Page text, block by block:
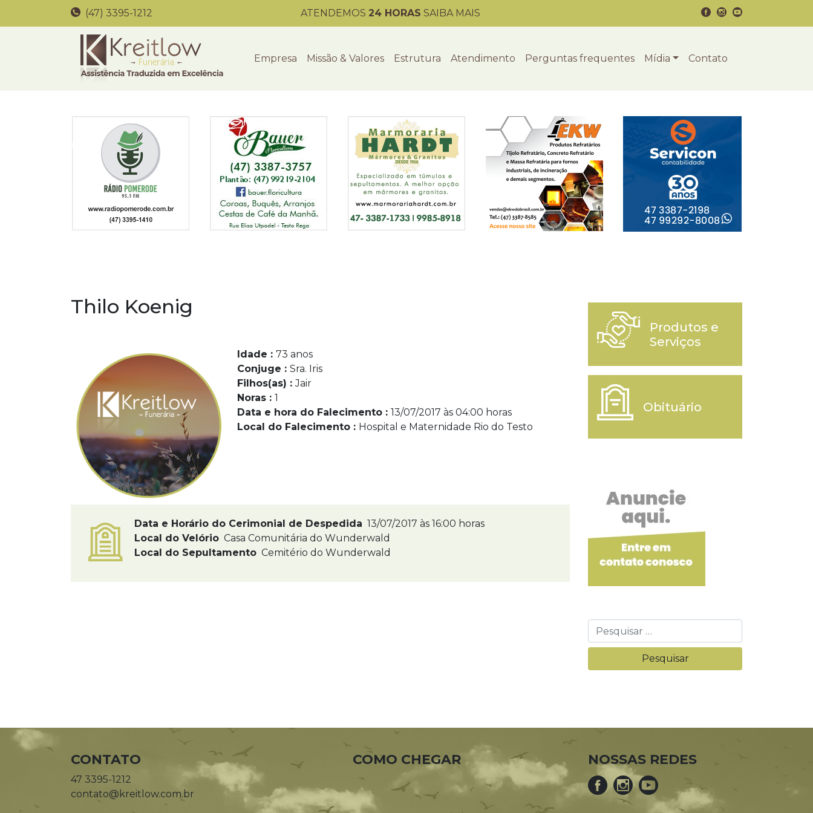
(47) 3395-1212 ATENDEMOS 24 HORAS SAIBA MAIS
Empresa Missão & Valores Estrutura Atendimento Perguntas frequentes Mídia Contato
Thilo Koenig
Idade : 73 anos
Conjuge : Sra. Iris
Filhos(as) :Jair
Noras : 1
Data e hora do Falecimento : 13/07/2017 às 04:00 horas
Local do Falecimento : Hospital e Maternidade Rio do Testo
Data e Horário do Cerimonial de Despedida 13/07/2017 às 16:00 horas
Local do Velório Casa Comunitária do Wunderwald
Local do Sepultamento Cemitério do Wunderwald
Produtos e
Serviços
Obituário
CONTATO
47 3395-1212
contato@kreitlow.com.br
COMO CHEGAR NOSSAS REDES